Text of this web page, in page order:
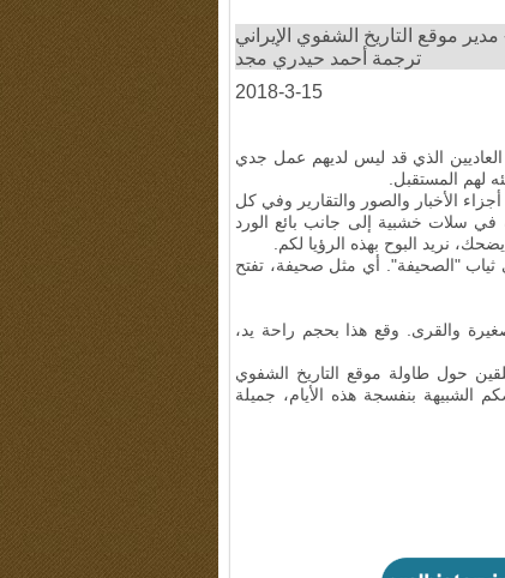
موقع التاريخ الشفوي الإيراني
ترجمة أحمد حيدري مجد
2018-3-15
الذي قد ليس لديهم عمل جدي
لهم المستقبل.
الأخبار والصور والتقارير وفي كل
في سلات خشبية إلى جانب بائع الورد
نريد البوح بهذه الرؤيا لكم.
ثياب "الصحيفة". أي مثل صحيفة، تفتح
والقرى. وقع هذا بحجم راحة يد،
حول طاولة موقع التاريخ الشفوي
الشبيهة بنفسجة هذه الأيام، جميلة